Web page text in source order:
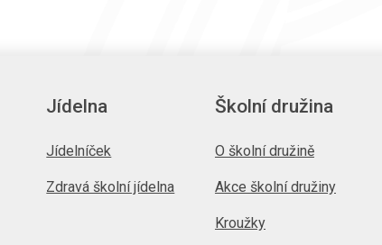
Jídelna
Jídelníček
Zdravá školní jídelna
Školní družina
O školní družině
Akce školní družiny
Kroužky